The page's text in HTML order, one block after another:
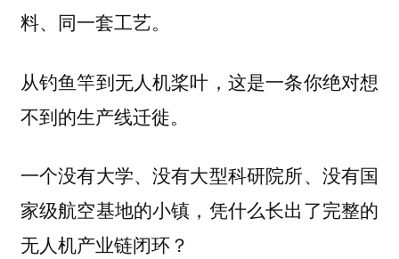
料、同一套工艺。
从钓鱼竿到无人机桨叶，这是一条你绝对想
不到的生产线迁徙。
一个没有大学、没有大型科研院所、没有国
家级航空基地的小镇，凭什么长出了完整的
无人机产业链闭环？